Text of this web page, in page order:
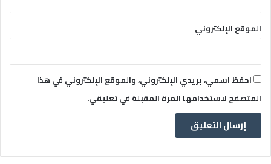
الموقع الإلكتروني
احفظ اسمي، بريدي الإلكتروني، والموقع الإلكتروني في هذا
المتصفح لاستخدامها المرة المقبلة في تعليقي.